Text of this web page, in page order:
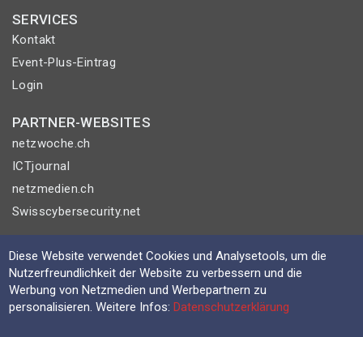
SERVICES
Kontakt
Event-Plus-Eintrag
Login
PARTNER-WEBSITES
netzwoche.ch
ICTjournal
netzmedien.ch
Swisscybersecurity.net
© NETZMEDIEN AG 2026
Impressum
AGB
Nutzungsbestimmungen
Diese Website verwendet Cookies und Analysetools, um die
Nutzerfreundlichkeit der Website zu verbessern und die
Werbung von Netzmedien und Werbepartnern zu
personalisieren. Weitere Infos:Datenschutzerklärung